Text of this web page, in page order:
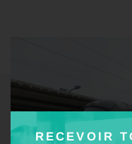
RECEVOIR